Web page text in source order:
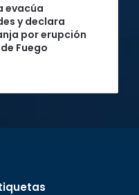
evacúa
y declara
por erupción
Fuego